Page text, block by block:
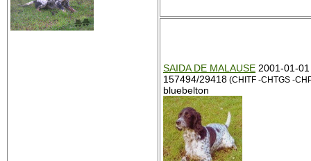
SAIDA DE MALAUSE 2001-01-
157494/29418 (CHITF -CHTGS -
bluebelton